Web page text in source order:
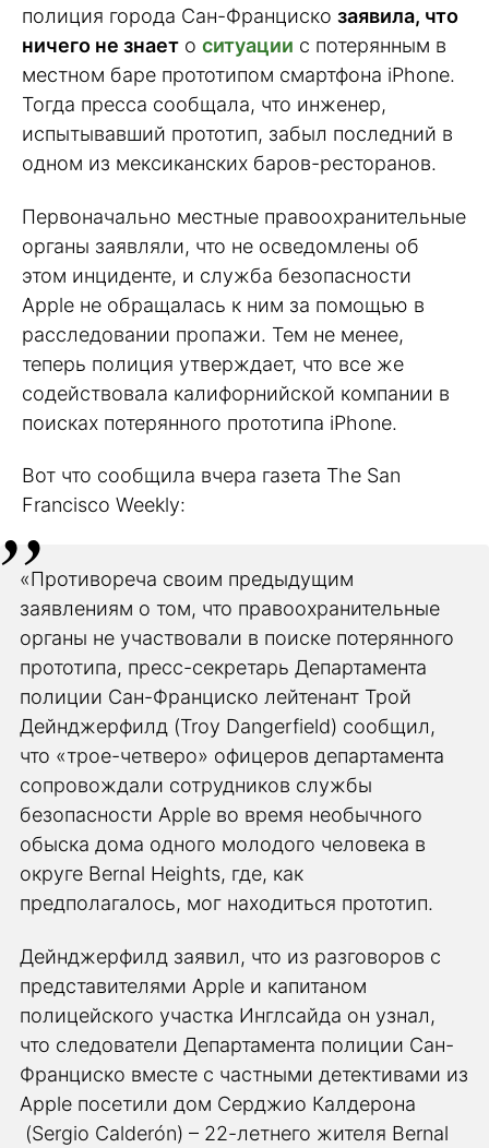
полиция города Сан-Франциско заявила, что
ничего не знает о ситуации с потерянным в
местном баре прототипом смартфона iPhone.
Тогда пресса сообщала, что инженер,
испытывавший прототип, забыл последний в
одном из мексиканских баров-ресторанов.
Первоначально местные правоохранительные
органы заявляли, что не осведомлены об
этом инциденте, и служба безопасности
Apple не обращалась к ним за помощью в
расследовании пропажи. Тем не менее,
теперь полиция утверждает, что все же
содействовала калифорнийской компании в
поисках потерянного прототипа iPhone.
Вот что сообщила вчера газета The San
Francisco Weekly:
«Противореча своим предыдущим
заявлениям о том, что правоохранительные
органы не участвовали в поиске потерянного
прототипа, пресс-секретарь Департамента
полиции Сан-Франциско лейтенант Трой
Дейнджерфилд (Troy Dangerfield) сообщил,
что «трое-четверо» офицеров департамента
сопровождали сотрудников службы
безопасности Apple во время необычного
обыска дома одного молодого человека в
округе Bernal Heights, где, как
предполагалось, мог находиться прототип.
Дейнджерфилд заявил, что из разговоров с
представителями Apple и капитаном
полицейского участка Инглсайда он узнал,
что следователи Департамента полиции Сан-
Франциско вместе с частными детективами из
Apple посетили дом Серджио Калдерона
(Sergio Calderón) – 22-летнего жителя Bernal